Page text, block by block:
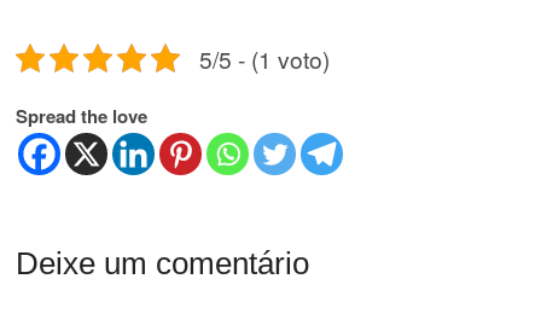
5/5 - (1 voto)
Spread the love
Deixe um comentário